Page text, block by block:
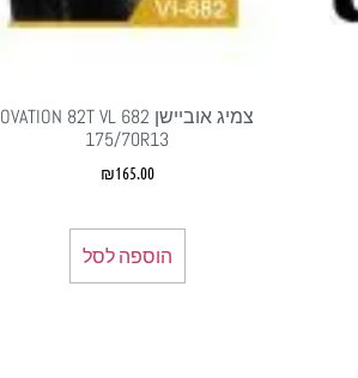
צמיג אוביישן OVATION 82T VL 682
175/70R13
₪165.00
הוספה לסל